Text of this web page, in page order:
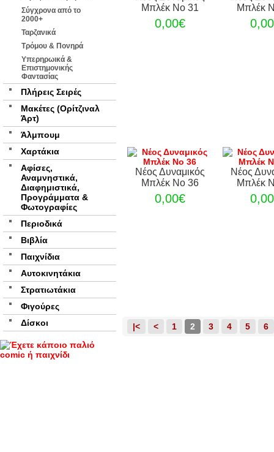
Μπλέκ Νο 31
0,00€
Μπλέκ
Νέος Δυναμικός
Μπλέκ Νο 36
0,00€
Νέος
Μπλέκ
|< < 1 2 3 4 5 6
Σύγχρονα από το
2000+
Ταρζανικά
Τρόμου & Πονηρά
Υπερηρωικά &
Επιστημονικής
Φαντασίας
Πλήρεις Σειρές
Μακέτες (Ορίτζιναλ
Άρτ)
Άλμπουμ
Χαρτάκια
Αφίσες,
Αναμνηστικά,
Διαφημιστικά,
Προγράμματα &
Φωτογραφίες
Περιοδικά
Βιβλία
Παιχνίδια
Αυτοκινητάκια
Στρατιωτάκια
Φιγούρες
Δίσκοι